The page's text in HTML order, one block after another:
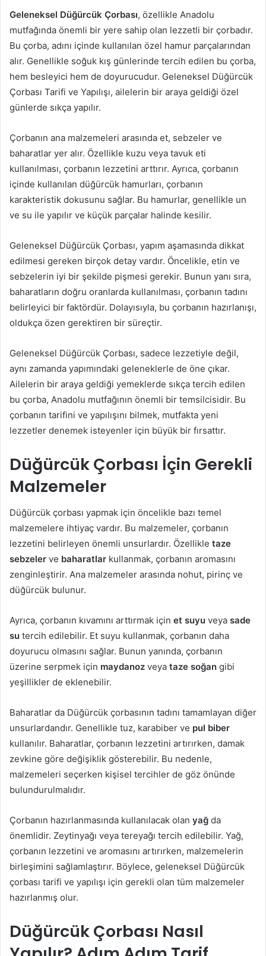
Geleneksel Düğürcük Çorbası, özellikle Anadolu
mutfağında önemli bir yere sahip olan lezzetli bir çorbadır.
Bu çorba, adını içinde kullanılan özel hamur parçalarından
alır. Genellikle soğuk kış günlerinde tercih edilen bu çorba,
hem besleyici hem de doyurucudur. Geleneksel Düğürcük
Çorbası Tarifi ve Yapılışı, ailelerin bir araya geldiği özel
günlerde sıkça yapılır.
Çorbanın ana malzemeleri arasında et, sebzeler ve
baharatlar yer alır. Özellikle kuzu veya tavuk eti
kullanılması, çorbanın lezzetini arttırır. Ayrıca, çorbanın
içinde kullanılan düğürcük hamurları, çorbanın
karakteristik dokusunu sağlar. Bu hamurlar, genellikle un
ve su ile yapılır ve küçük parçalar halinde kesilir.
Geleneksel Düğürcük Çorbası, yapım aşamasında dikkat
edilmesi gereken birçok detay vardır. Öncelikle, etin ve
sebzelerin iyi bir şekilde pişmesi gerekir. Bunun yanı sıra,
baharatların doğru oranlarda kullanılması, çorbanın tadını
belirleyici bir faktördür. Dolayısıyla, bu çorbanın hazırlanışı,
oldukça özen gerektiren bir süreçtir.
Geleneksel Düğürcük Çorbası, sadece lezzetiyle değil,
aynı zamanda yapımındaki geleneklerle de öne çıkar.
Ailelerin bir araya geldiği yemeklerde sıkça tercih edilen
bu çorba, Anadolu mutfağının önemli bir temsilcisidir. Bu
çorbanın tarifini ve yapılışını bilmek, mutfakta yeni
lezzetler denemek isteyenler için büyük bir fırsattır.
Düğürcük Çorbası İçin Gerekli
Malzemeler
Düğürcük çorbası yapmak için öncelikle bazı temel
malzemelere ihtiyaç vardır. Bu malzemeler, çorbanın
lezzetini belirleyen önemli unsurlardır. Özellikle taze
sebzeler ve baharatlar kullanmak, çorbanın aromasını
zenginleştirir. Ana malzemeler arasında nohut, pirinç ve
düğürcük bulunur.
Ayrıca, çorbanın kıvamını arttırmak için et suyu veya sade
su tercih edilebilir. Et suyu kullanmak, çorbanın daha
doyurucu olmasını sağlar. Bunun yanında, çorbanın
üzerine serpmek için maydanoz veya taze soğan gibi
yeşillikler de eklenebilir.
Baharatlar da Düğürcük çorbasının tadını tamamlayan diğer
unsurlardandır. Genellikle tuz, karabiber ve pul biber
kullanılır. Baharatlar, çorbanın lezzetini artırırken, damak
zevkine göre değişiklik gösterebilir. Bu nedenle,
malzemeleri seçerken kişisel tercihler de göz önünde
bulundurulmalıdır.
Çorbanın hazırlanmasında kullanılacak olan yağ da
önemlidir. Zeytinyağı veya tereyağı tercih edilebilir. Yağ,
çorbanın lezzetini ve aromasını artırırken, malzemelerin
birleşimini sağlamlaştırır. Böylece, geleneksel Düğürcük
çorbası tarifi ve yapılışı için gerekli olan tüm malzemeler
hazırlanmış olur.
Düğürcük Çorbası Nasıl